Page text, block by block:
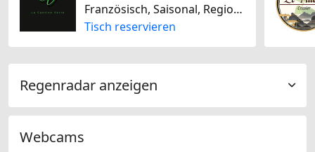
Französisch, Saisonal, Regional, Glutenfrei, Laktosefrei, Sojafrei
Tisch reservieren
Regenradar anzeigen
Webcams